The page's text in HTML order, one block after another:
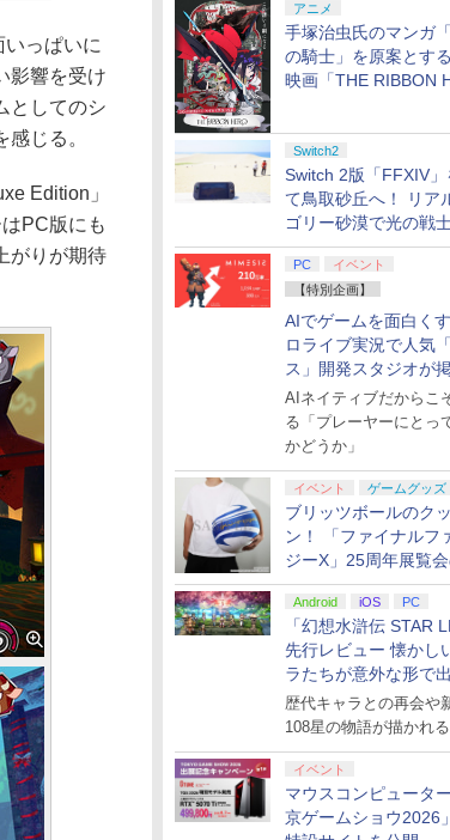
アニメ
手塚治虫氏のマンガ
の騎士」を原案とす
映画「THE RIBBON
Switch2
Switch 2版「FFXIV」
て鳥取砂丘へ！ リア
ゴリー砂漠で光の戦士
てみた
PC
イベント
【特別企画】
AIでゲームを面白く
ロライブ実況で人気
ス」開発スタジオが
る“AI活用の信念”と
演レポート】
AIネイティブだからこ
る「プレーヤーにとっ
かどうか」
イベント ゲームグッズ
ブリッツボールのク
ン！ 「ファイナルフ
ジーX」25周年展覧会
ズ情報が公開
Android iOS PC
「幻想水滸伝 STAR
先行レビュー 懐かし
ラたちが意外な形で出
シリーズ完全新作！
歴代キャラとの再会や
108星の物語が描かれる
イベント
マウスコンピュータ
京ゲームショウ2026
っぱいに
影響を受け
としてのシ
じる。
Edition」
PC版にも
がりが期待